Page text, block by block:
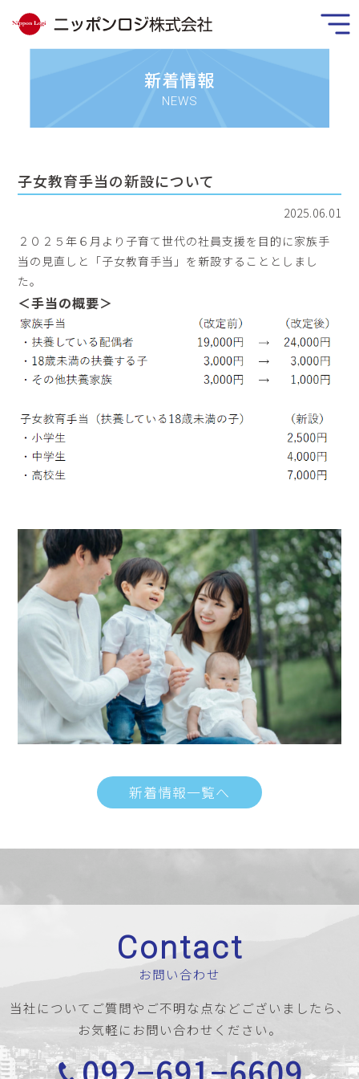
新着情報
NEWS
子女教育手当の新設について
2025.06.01
２０２５年６月より子育て世代の社員支援を目的に家族手
当の見直しと「子女教育手当」を新設することとしまし
た。
＜手当の概要＞
新着情報一覧へ
Contact
お問い合わせ
当社についてご質問やご不明な点などございましたら、
お気軽にお問い合わせください。